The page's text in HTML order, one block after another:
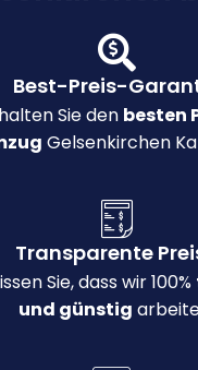
Best-Preis-
Sie den besten
Gelsenkirchen
Transparente
Sie, dass wir 100%
und günstig